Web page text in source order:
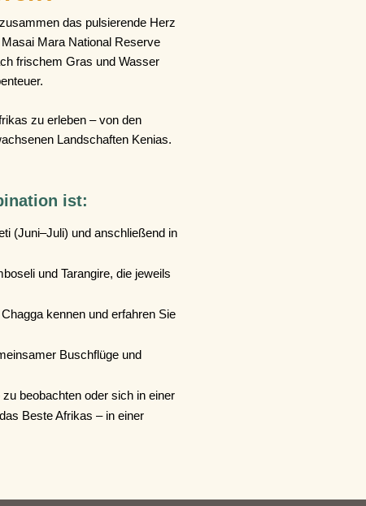
das pulsierende Herz
Mara National Reserve
frischem Gras und Wasser
zu erleben – von den
Landschaften Kenias.​
ist:
(Juni–Juli) und anschließend in
und Tarangire, die jeweils
kennen und erfahren Sie
Buschflüge und
beobachten oder sich in einer
Beste Afrikas – in einer